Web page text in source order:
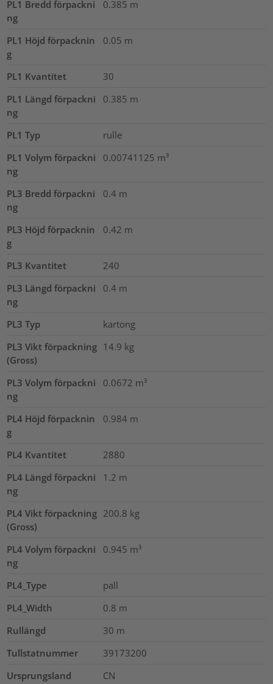
PL1 Bredd förpackni
ng
0.385 m
PL1 Höjd förpacknin
g
0.05 m
PL1 Kvantitet
30
PL1 Längd förpackni
ng
0.385 m
PL1 Typ
rulle
PL1 Volym förpackni
ng
0.00741125 m³
PL3 Bredd förpackni
ng
0.4 m
PL3 Höjd förpacknin
g
0.42 m
PL3 Kvantitet
240
PL3 Längd förpackni
ng
0.4 m
PL3 Typ
kartong
PL3 Vikt förpackning
(Gross)
14.9 kg
PL3 Volym förpackni
ng
0.0672 m³
PL4 Höjd förpacknin
g
0.984 m
PL4 Kvantitet
2880
PL4 Längd förpackni
ng
1.2 m
PL4 Vikt förpackning
(Gross)
200.8 kg
PL4 Volym förpackni
ng
0.945 m³
PL4_Type
pall
PL4_Width
0.8 m
Rullängd
30 m
Tullstatnummer
39173200
Ursprungsland
CN